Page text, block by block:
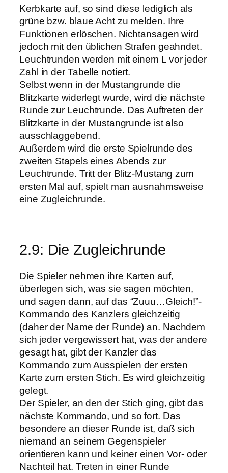
Kerbkarte auf, so sind diese lediglich als
grüne bzw. blaue Acht zu melden. Ihre
Funktionen erlöschen. Nichtansagen wird
jedoch mit den üblichen Strafen geahndet.
Leuchtrunden werden mit einem L vor jeder
Zahl in der Tabelle notiert.
Selbst wenn in der Mustangrunde die
Blitzkarte widerlegt wurde, wird die nächste
Runde zur Leuchtrunde. Das Auftreten der
Blitzkarte in der Mustangrunde ist also
ausschlaggebend.
Außerdem wird die erste Spielrunde des
zweiten Stapels eines Abends zur
Leuchtrunde. Tritt der Blitz-Mustang zum
ersten Mal auf, spielt man ausnahmsweise
eine Zugleichrunde.
2.9: Die Zugleichrunde
Die Spieler nehmen ihre Karten auf,
überlegen sich, was sie sagen möchten,
und sagen dann, auf das “Zuuu…Gleich!”-
Kommando des Kanzlers gleichzeitig
(daher der Name der Runde) an. Nachdem
sich jeder vergewissert hat, was der andere
gesagt hat, gibt der Kanzler das
Kommando zum Ausspielen der ersten
Karte zum ersten Stich. Es wird gleichzeitig
gelegt.
Der Spieler, an den der Stich ging, gibt das
nächste Kommando, und so fort. Das
besondere an dieser Runde ist, daß sich
niemand an seinem Gegenspieler
orientieren kann und keiner einen Vor- oder
Nachteil hat. Treten in einer Runde